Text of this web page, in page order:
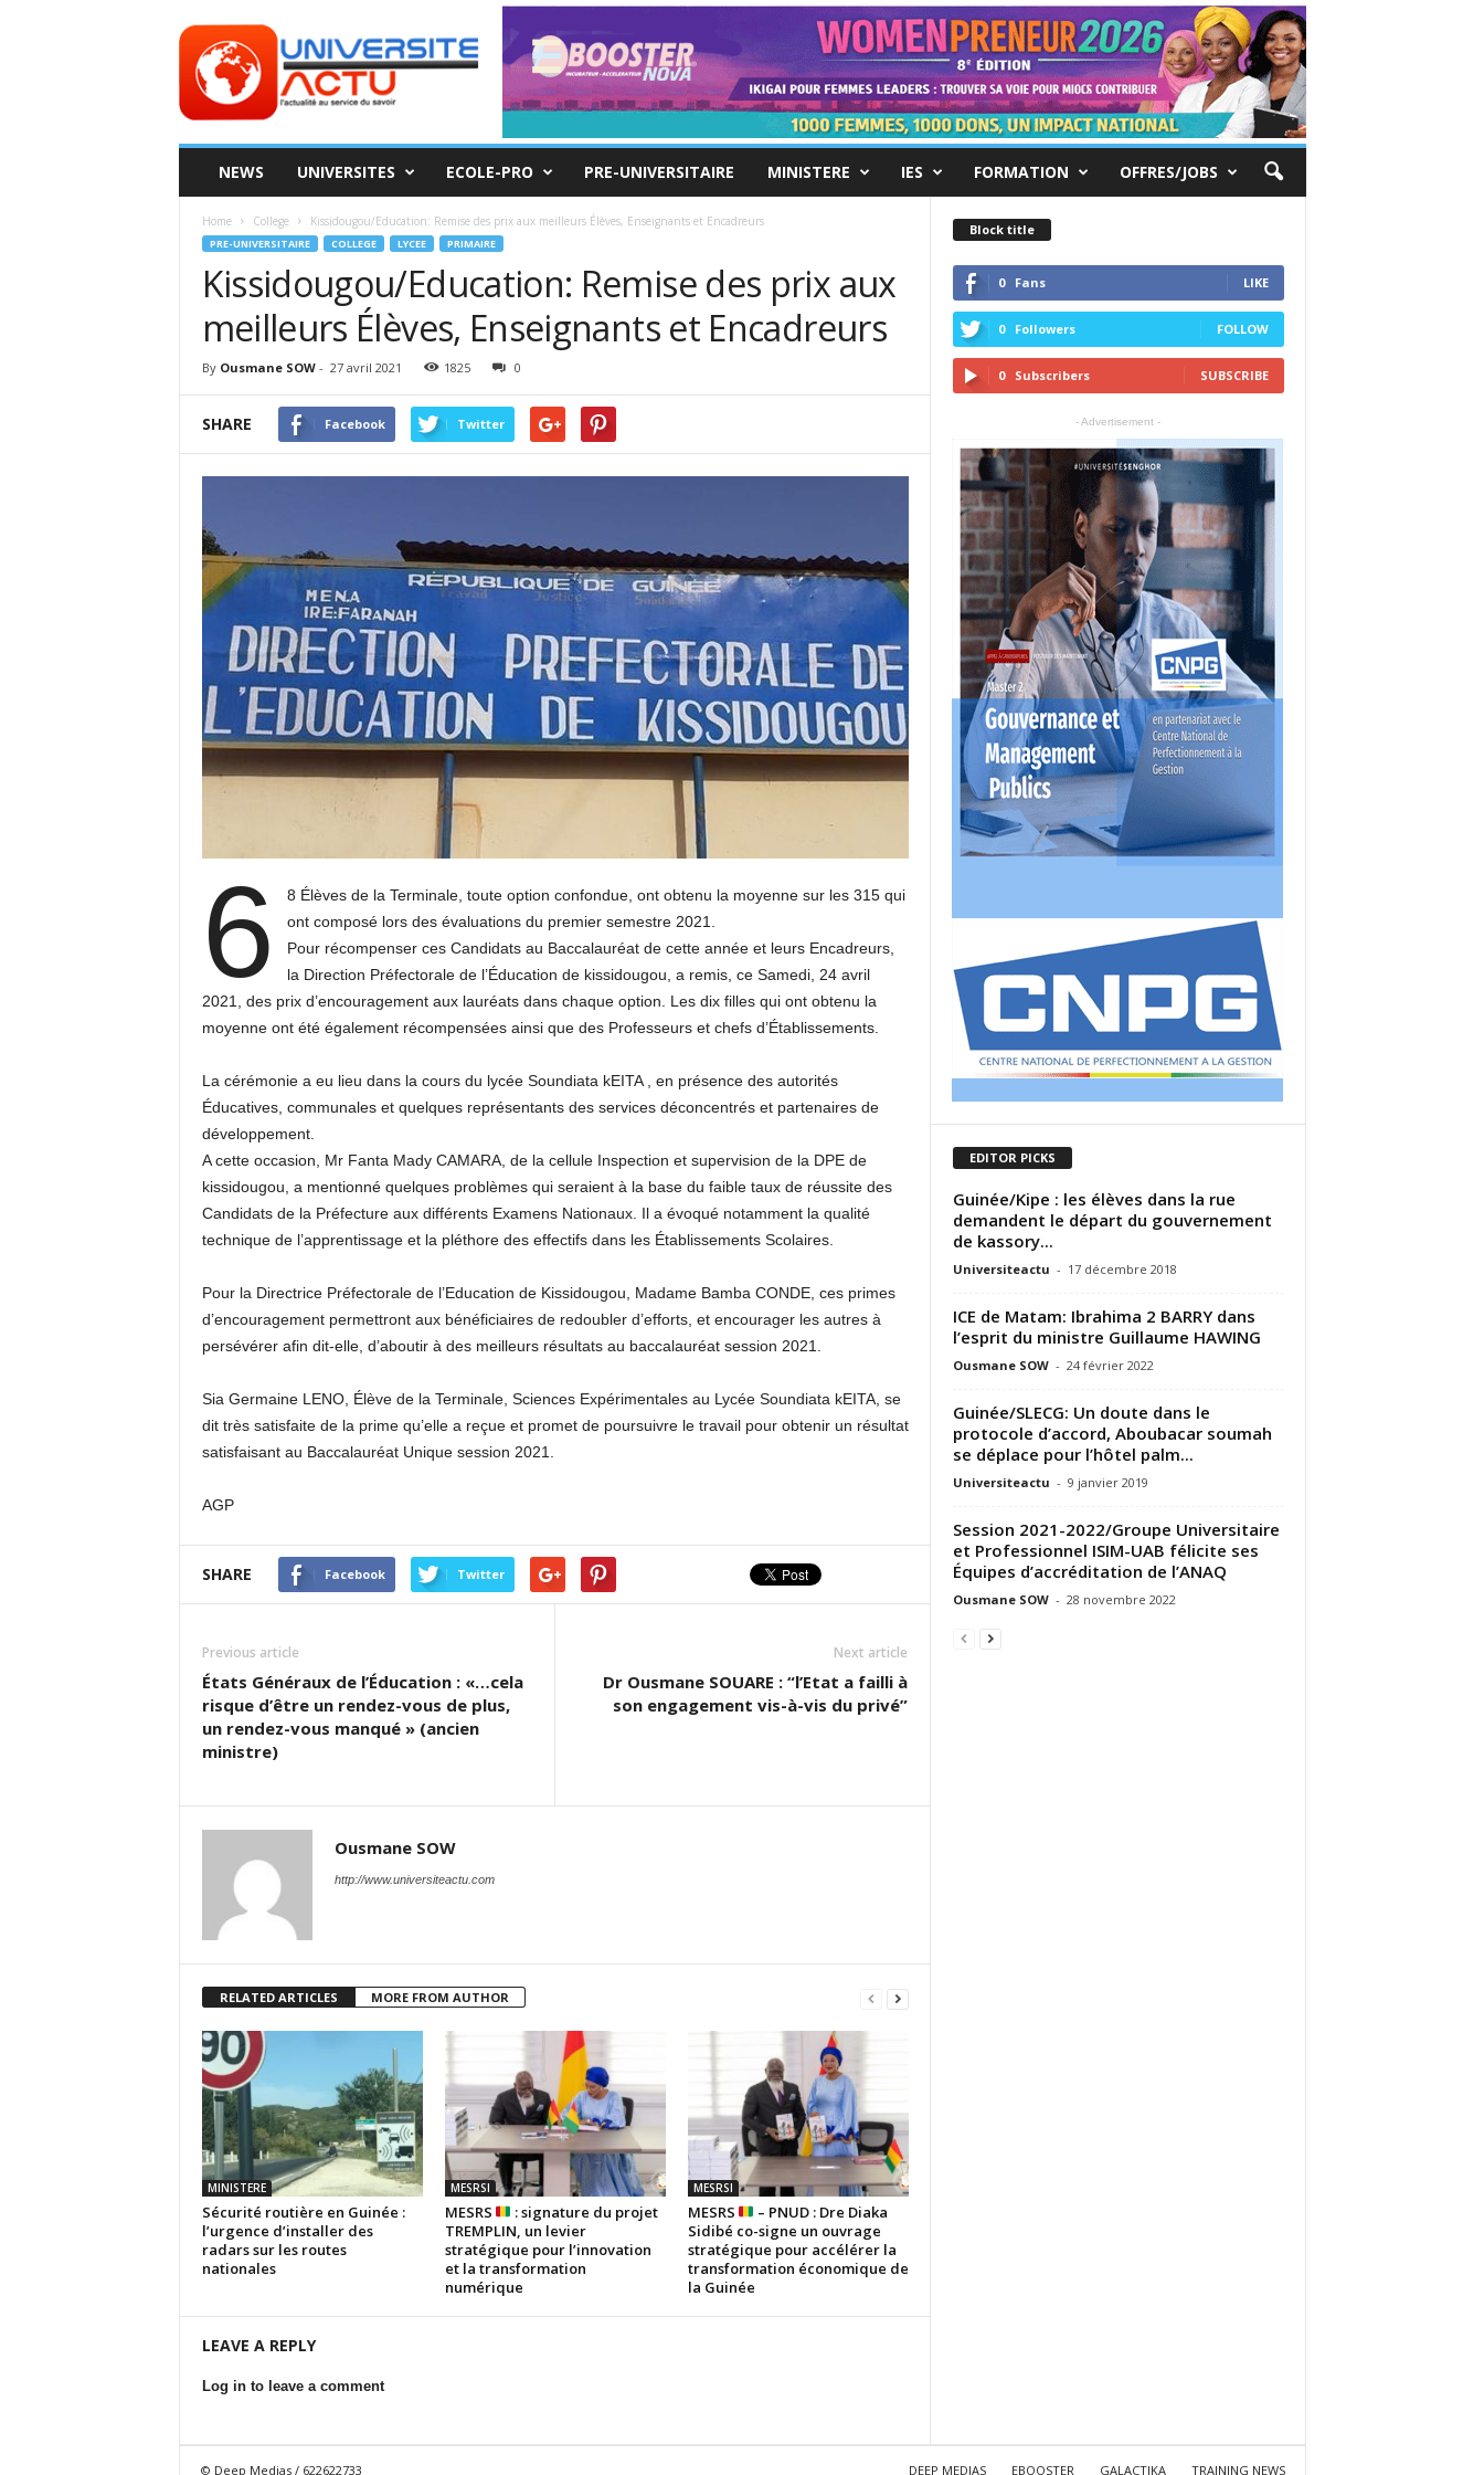
ACTU
NEWS UNIVERSITES ECOLE-PRO PRE-UNIVERSITAIRE MINISTERE IES FORMATION OFFRES/JOBS
Home College Kissidougou/Education: Remise des prix aux meilleurs Élèves, Enseignants et Encadreurs
PRE-UNIVERSITAIRE COLLEGE LYCEE PRIMAIRE
Kissidougou/Education: Remise des prix aux
meilleurs Élèves, Enseignants et Encadreurs
By Ousmane SOW- 27 avril 2021 1825 0
SHARE Facebook Twitter
6
8 Élèves de la Terminale, toute option confondue, ont obtenu la moyenne sur les 315 qui
ont composé lors des évaluations du premier semestre 2021.
Pour récompenser ces Candidats au Baccalauréat de cette année et leurs Encadreurs,
la Direction Préfectorale de l’Éducation de kissidougou, a remis, ce Samedi, 24 avril
2021, des prix d’encouragement aux lauréats dans chaque option. Les dix filles qui ont obtenu la
moyenne ont été également récompensées ainsi que des Professeurs et chefs d’Établissements.
La cérémonie a eu lieu dans la cours du lycée Soundiata kEITA , en présence des autorités
Éducatives, communales et quelques représentants des services déconcentrés et partenaires de
développement.
A cette occasion, Mr Fanta Mady CAMARA, de la cellule Inspection et supervision de la DPE de
kissidougou, a mentionné quelques problèmes qui seraient à la base du faible taux de réussite des
Candidats de la Préfecture aux différents Examens Nationaux. Il a évoqué notamment la qualité
technique de l’apprentissage et la pléthore des effectifs dans les Établissements Scolaires.
Pour la Directrice Préfectorale de l’Education de Kissidougou, Madame Bamba CONDE, ces primes
d’encouragement permettront aux bénéficiaires de redoubler d’efforts, et encourager les autres à
persévérer afin dit-elle, d’aboutir à des meilleurs résultats au baccalauréat session 2021.
Sia Germaine LENO, Élève de la Terminale, Sciences Expérimentales au Lycée Soundiata kEITA, se
dit très satisfaite de la prime qu’elle a reçue et promet de poursuivre le travail pour obtenir un résultat
satisfaisant au Baccalauréat Unique session 2021.
AGP
SHARE Facebook Twitter
Previous article
États Généraux de l’Éducation : «…cela
risque d’être un rendez-vous de plus,
un rendez-vous manqué » (ancien
ministre)
Next article
Dr Ousmane SOUARE : “l’Etat a failli à
son engagement vis-à-vis du privé”
Ousmane SOW
http://www.universiteactu.com
RELATED ARTICLES MORE FROM AUTHOR
MINISTERE
Sécurité routière en Guinée :
l’urgence d’installer des
radars sur les routes
nationales
MESRSI
MESRS
: signature du projet
TREMPLIN, un levier
stratégique pour l’innovation
et la transformation
numérique
MESRSI
MESRS
– PNUD : Dre Diaka
Sidibé co-signe un ouvrage
stratégique pour accélérer la
transformation économique de
la Guinée
LEAVE A REPLY
Log in to leave a comment
Block title
0 Fans LIKE
0 Followers FOLLOW
0 Subscribers SUBSCRIBE
- Advertisement -
EDITOR PICKS
Guinée/Kipe : les élèves dans la rue
demandent le départ du gouvernement
de kassory...
Universiteactu - 17 décembre 2018
ICE de Matam: Ibrahima 2 BARRY dans
l’esprit du ministre Guillaume HAWING
Ousmane SOW - 24 février 2022
Guinée/SLECG: Un doute dans le
protocole d’accord, Aboubacar soumah
se déplace pour l’hôtel palm...
Universiteactu - 9 janvier 2019
Session 2021-2022/Groupe Universitaire
et Professionnel ISIM-UAB félicite ses
Équipes d’accréditation de l’ANAQ
Ousmane SOW - 28 novembre 2022
DEEP MEDIAS EBOOSTER GALACTIKA TRAINING NEWS
© Deep Medias / 622622733